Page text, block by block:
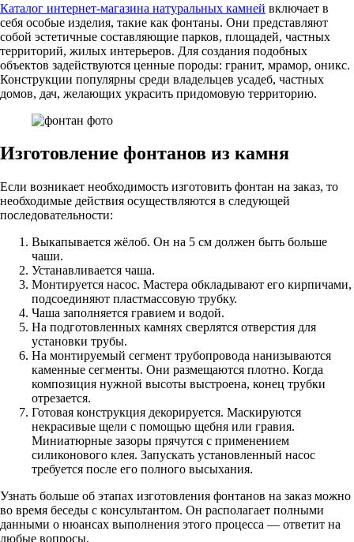
Каталог интернет-магазина натуральных камней включает в
себя особые изделия, такие как фонтаны. Они представляют
собой эстетичные составляющие парков, площадей, частных
территорий, жилых интерьеров. Для создания подобных
объектов задействуются ценные породы: гранит, мрамор, оникс.
Конструкции популярны среди владельцев усадеб, частных
домов, дач, желающих украсить придомовую территорию.
Изготовление фонтанов из камня
Если возникает необходимость изготовить фонтан на заказ, то
необходимые действия осуществляются в следующей
последовательности:
Выкапывается жёлоб. Он на 5 см должен быть больше
чаши.
Устанавливается чаша.
Монтируется насос. Мастера обкладывают его кирпичами,
подсоединяют пластмассовую трубку.
Чаша заполняется гравием и водой.
На подготовленных камнях сверлятся отверстия для
установки трубы.
На монтируемый сегмент трубопровода нанизываются
каменные сегменты. Они размещаются плотно. Когда
композиция нужной высоты выстроена, конец трубки
отрезается.
Готовая конструкция декорируется. Маскируются
некрасивые щели с помощью щебня или гравия.
Миниатюрные зазоры прячутся с применением
силиконового клея. Запускать установленный насос
требуется после его полного высыхания.
Узнать больше об этапах изготовления фонтанов на заказ можно
во время беседы с консультантом. Он располагает полными
данными о нюансах выполнения этого процесса — ответит на
любые вопросы.